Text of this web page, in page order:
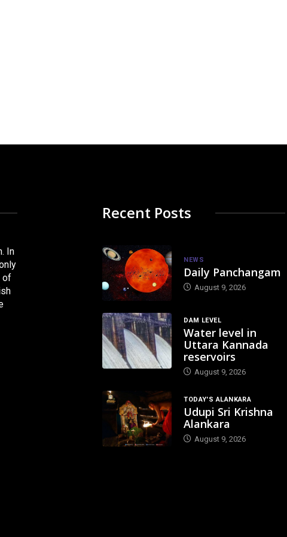
In
of
Recent Posts
NEWS
Daily Panchangam
August 9, 2026
DAM LEVEL
Water level in
Uttara Kannada
reservoirs
August 9, 2026
TODAY'S ALANKARA
Udupi Sri Krishna
Alankara
August 9, 2026